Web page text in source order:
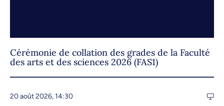
Cérémonie de collation des grades de la Faculté
des arts et des sciences 2026 (FAS1)
20 août 2026, 14:30